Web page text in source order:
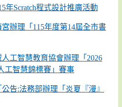
年Scratch程式設計推廣活動
辦理「115年度第14屆全市書
工智慧教育協會辦理「2026
工智慧錦標賽」賽事
告:法務部辦理「炎夏『漫』